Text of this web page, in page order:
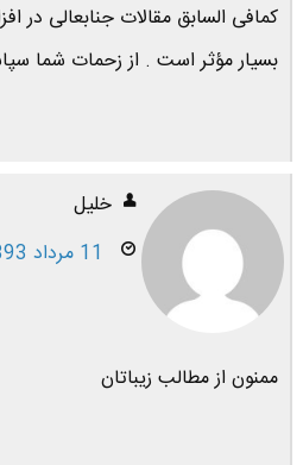
کمافی السابق مقالات جنابعالی در
بسیار مؤثر است . از زحمات شما
خليل
11 مرداد 1393
ممنون از مطالب زيباتان